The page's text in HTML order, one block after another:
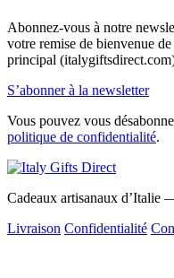
Abonnez-vous à notre
votre remise de bienvenue
principal
S’abonner à la newsletter
Vous pouvez vous
politique de confidentialité.
Cadeaux artisanaux d’Italie
Livraison Confidentialité